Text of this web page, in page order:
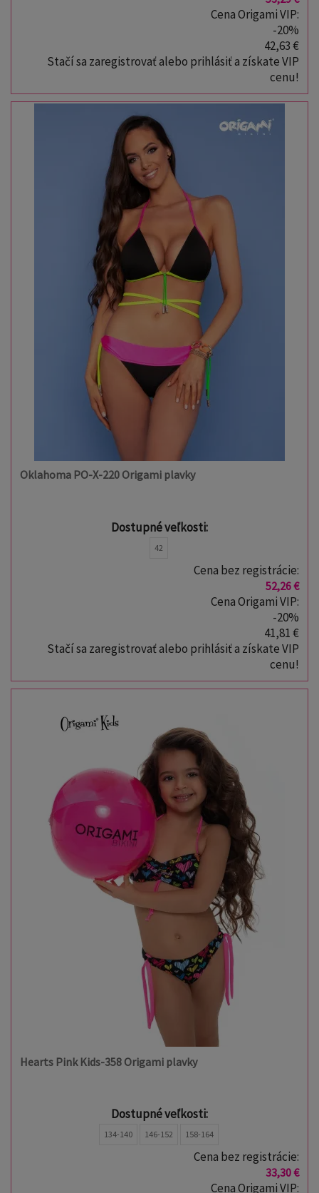
Cena Origami VIP:
-20%
42,63 €
Stačí sa zaregistrovať alebo prihlásiť a získate VIP
cenu!
Oklahoma PO-X-220 Origami plavky
Dostupné veľkosti:
42
Cena bez registrácie:
52,26 €
Cena Origami VIP:
-20%
41,81 €
Stačí sa zaregistrovať alebo prihlásiť a získate VIP
cenu!
Hearts Pink Kids-358 Origami plavky
Dostupné veľkosti:
134-140 146-152 158-164
Cena bez registrácie:
33,30 €
Cena Origami VIP: